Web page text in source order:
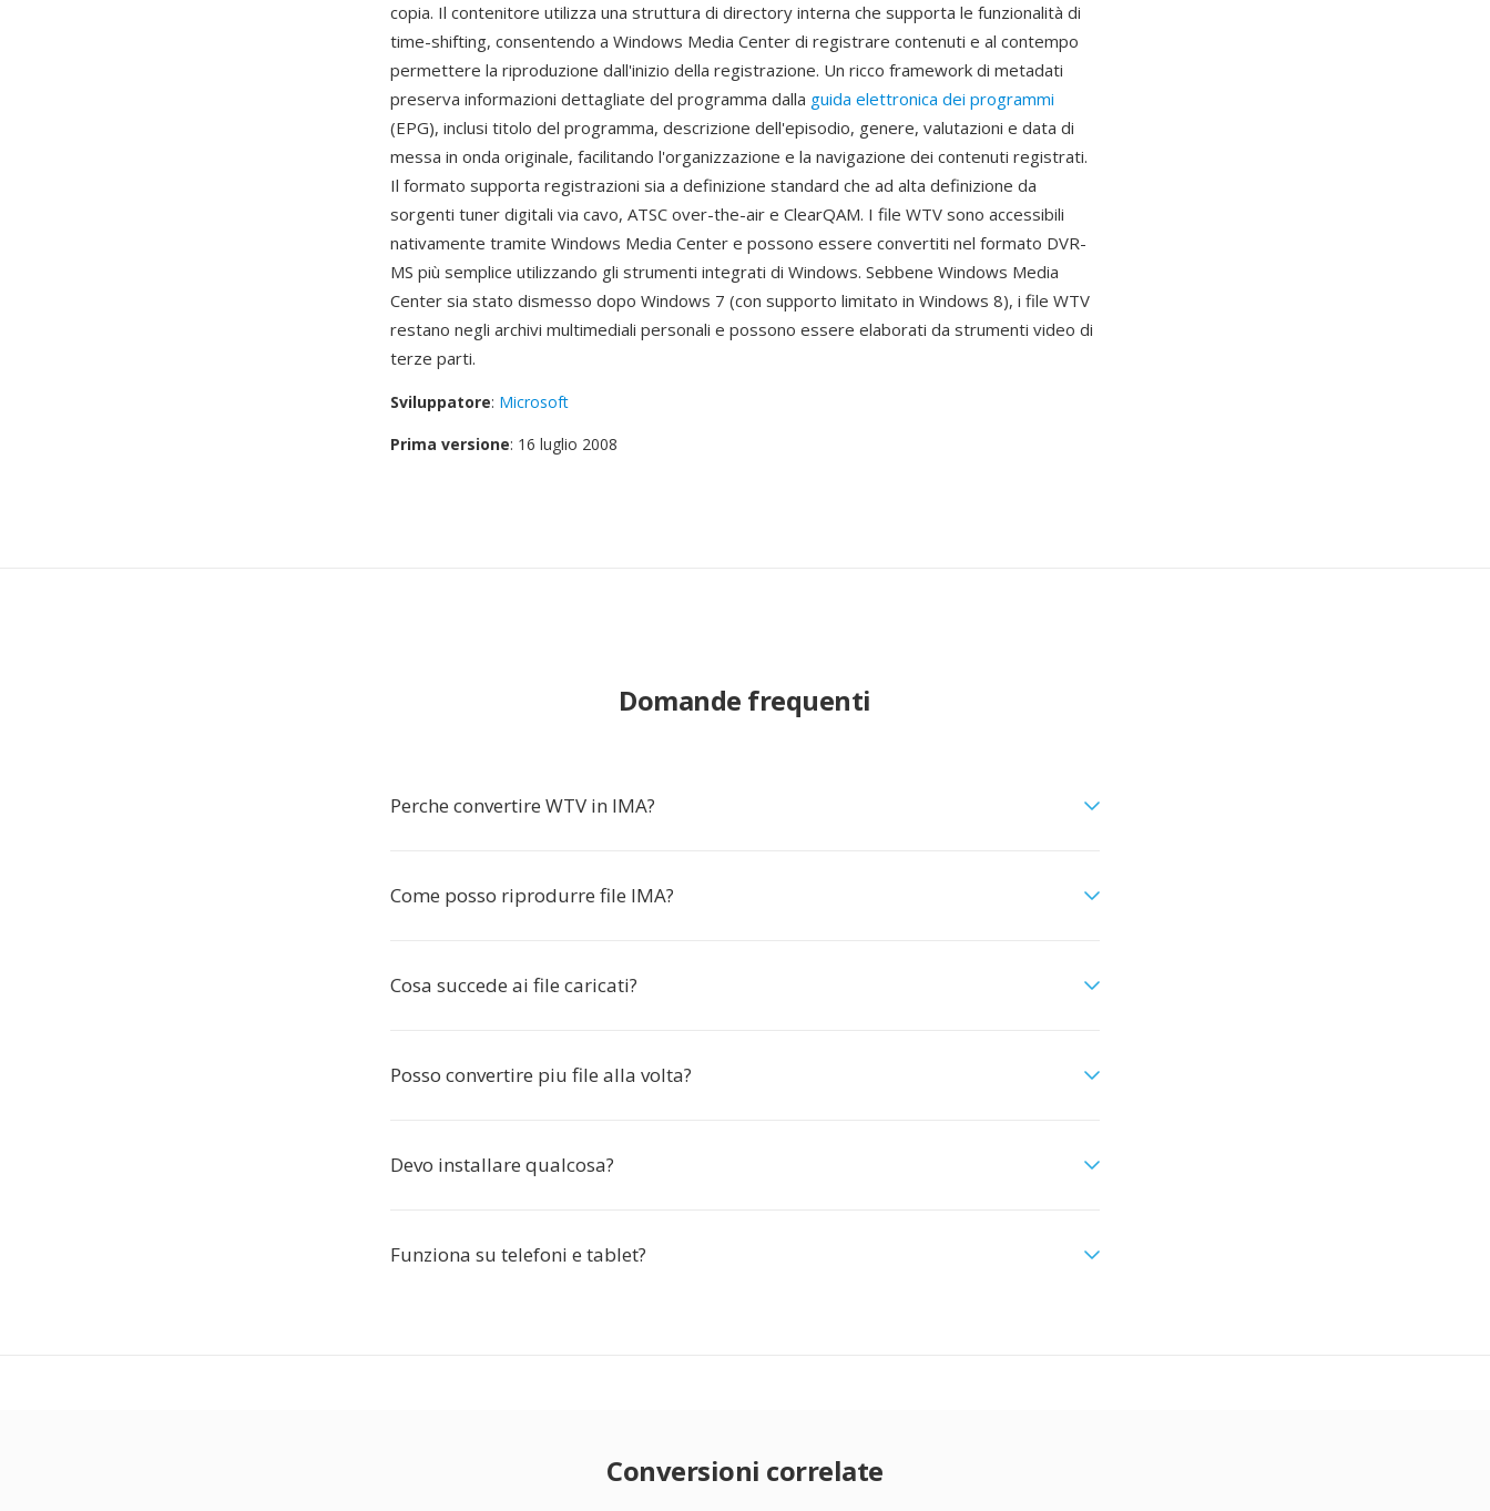
copia. Il contenitore utilizza una struttura di directory interna che supporta le funzionalità di
time-shifting, consentendo a Windows Media Center di registrare contenuti e al contempo
permettere la riproduzione dall'inizio della registrazione. Un ricco framework di metadati
preserva informazioni dettagliate del programma dalla guida elettronica dei programmi
(EPG), inclusi titolo del programma, descrizione dell'episodio, genere, valutazioni e data di
messa in onda originale, facilitando l'organizzazione e la navigazione dei contenuti registrati.
Il formato supporta registrazioni sia a definizione standard che ad alta definizione da
sorgenti tuner digitali via cavo, ATSC over-the-air e ClearQAM. I file WTV sono accessibili
nativamente tramite Windows Media Center e possono essere convertiti nel formato DVR-
MS più semplice utilizzando gli strumenti integrati di Windows. Sebbene Windows Media
Center sia stato dismesso dopo Windows 7 (con supporto limitato in Windows 8), i file WTV
restano negli archivi multimediali personali e possono essere elaborati da strumenti video di
terze parti.
Sviluppatore: Microsoft
Prima versione: 16 luglio 2008
Domande frequenti
Perche convertire WTV in IMA?
Come posso riprodurre file IMA?
Cosa succede ai file caricati?
Posso convertire piu file alla volta?
Devo installare qualcosa?
Funziona su telefoni e tablet?
Conversioni correlate